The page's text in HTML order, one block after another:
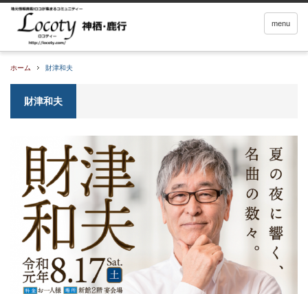
menu
ホーム 財津和夫
財津和夫